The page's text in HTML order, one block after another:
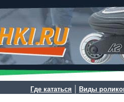
Где кататься | Виды